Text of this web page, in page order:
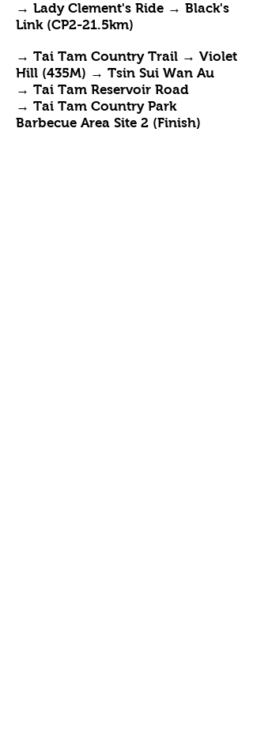
→ Lady Clement's Ride → Black's
Link (CP2-21.5km)
→ Tai Tam Country Trail → Violet
Hill (435M) → Tsin Sui Wan Au
→ Tai Tam Reservoir Road
→ Tai Tam Country Park
Barbecue Area Site 2 (Finish)